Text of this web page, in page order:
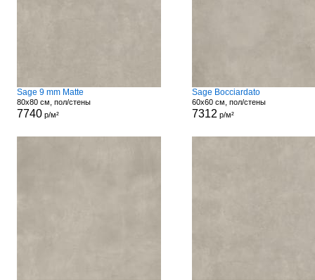
Sage 9 mm Matte
80x80 см, пол/стены
7740р/м²
Sage Bocciardato
60x60 см, пол/стены
7312 р/м²